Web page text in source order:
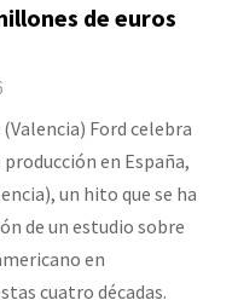
de euros
Ford celebra
en España,
un hito que se ha
de un estudio sobre
en
cuatro décadas.